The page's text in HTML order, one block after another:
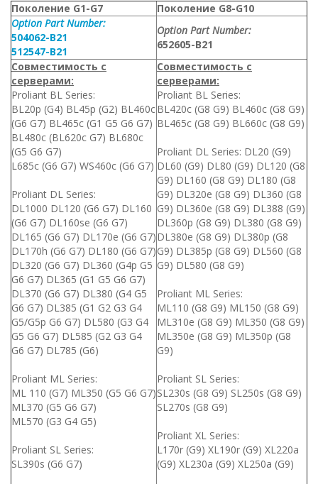
Поколение G1-G7
Поколение G8-G10
Option Part Number:
504062-B21
512547-B21
Option Part Number:
652605-B21
Совместимость с
серверами:
Proliant BL Series:
BL20p (G4) BL45p (G2) BL460c
(G6 G7) BL465c (G1 G5 G6 G7)
BL480c (BL620c G7) BL680c
(G5 G6 G7)
L685c (G6 G7) WS460c (G6 G7)
Proliant DL Series:
DL1000 DL120 (G6 G7) DL160
(G6 G7) DL160se (G6 G7)
DL165 (G6 G7) DL170e (G6 G7)
DL170h (G6 G7) DL180 (G6 G7)
DL320 (G6 G7) DL360 (G4p G5
G6 G7) DL365 (G1 G5 G6 G7)
DL370 (G6 G7) DL380 (G4 G5
G6 G7) DL385 (G1 G2 G3 G4
G5/G5p G6 G7) DL580 (G3 G4
G5 G6 G7) DL585 (G2 G3 G4
G6 G7) DL785 (G6)
Proliant ML Series:
ML 110 (G7) ML350 (G5 G6 G7)
ML370 (G5 G6 G7)
ML570 (G3 G4 G5)
Proliant SL Series:
SL390s (G6 G7)
Совместимость с
серверами:
Proliant BL Series:
BL420c (G8 G9) BL460c (G8 G9)
BL465c (G8 G9) BL660c (G8 G9)
Proliant DL Series: DL20 (G9)
DL60 (G9) DL80 (G9) DL120 (G8
G9) DL160 (G8 G9) DL180 (G8
G9) DL320e (G8 G9) DL360 (G8
G9) DL360e (G8 G9) DL388 (G9)
DL360p (G8 G9) DL380 (G8 G9)
DL380e (G8 G9) DL380p (G8
G9) DL385p (G8 G9) DL560 (G8
G9) DL580 (G8 G9)
Proliant ML Series:
ML110 (G8 G9) ML150 (G8 G9)
ML310e (G8 G9) ML350 (G8 G9)
ML350e (G8 G9) ML350p (G8
G9)
Proliant SL Series:
SL230s (G8 G9) SL250s (G8 G9)
SL270s (G8 G9)
Proliant XL Series:
L170r (G9) XL190r (G9) XL220a
(G9) XL230a (G9) XL250a (G9)